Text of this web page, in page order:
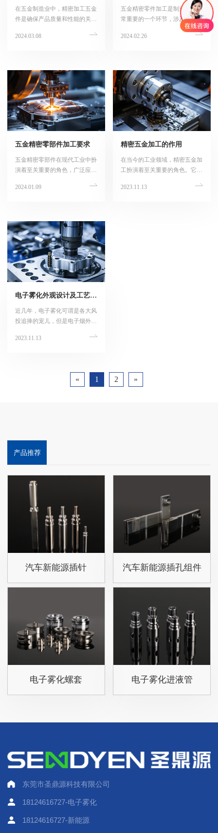
在五金制造业中，精密加工五金
件是确保产品质量和性能的关键
度和稳定性，对于加工环境和设
和设备的要求。
2024.03.08
五金精密零件加工是制造业中非
常重要的一个环节，涉及到众多
行业，如汽车、机械、电子等。
在进行五金精密零件加工时，需
2024.02.26
五金精密零部件加工要求
五金精密零部件在现代工业中扮
演着至关重要的角色，广泛应用
域。由于其精度要求高、制造工
精密零部件的加工要求。
2024.01.09
精密五金加工的作用
在当今的工业领域，精密五金加
工扮演着至关重要的角色。它广
空航天等产业，为各类产品提供
2023.11.13
电子雾化外观设计及工艺分析
近几年，电子雾化可谓是各大风
投追捧的宠儿，但是电子烟外观
呢？无论是家电产品，还是电子
要经过多种工序才能形成精美的
外观。就拿一般的扁雾化来说，
陶瓷等。
2023.11.13
« 1 2 »
产品推荐
汽车新能源插针 汽车新能源插孔组件
电子雾化螺套 电子雾化进液管
东莞市圣鼎源科技有限公司
18124616727-电子雾化
18124616727-新能源